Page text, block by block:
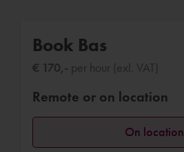
Book Bas
€ 170,- per hour (exl. VAT)
Remote or on location
On location